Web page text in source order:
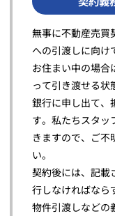
無事に不動産売買
への引渡しに向け
お住まい中の場合
って引き渡せる状
銀行に申し出て、
す。私たちスタッ
きますので、ご不
い。
契約後には、記載
行しなければなら
物件引渡しなどの